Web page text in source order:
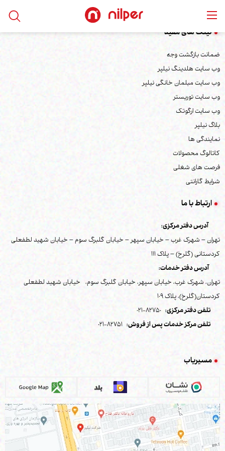
لینک های مفید
ضمانت بازگشت وجه
وب سایت هلدینگ نیلپر
وب سایت مبلمان خانگی نیلپر
وب سایت توریستر
وب سایت ارگوتک
بلاگ نیلپر
نمایندگی ها
کاتالوگ محصولات
فرصت های شغلی
شرایط گارانتی
ارتباط با ما
آدرس دفتر مرکزی:
تهران – شهرک غرب – خیابان سپهر – خیابان گلبرگ سوم – خیابان شهید لطفعلی
کردستانی (گلرخ) – پلاک 111
آدرس دفتر خدمات:
تهران، شهرک غرب، خیابان سپهر، خیابان گلبرگ سوم، خیابان شهید لطفعلی
کردستان(گلرخ)، پلاک 109
تلفن دفتر مرکزی: 82750-021
تلفن مرکز خدمات پس از فروش: 82751-021
مسیریاب